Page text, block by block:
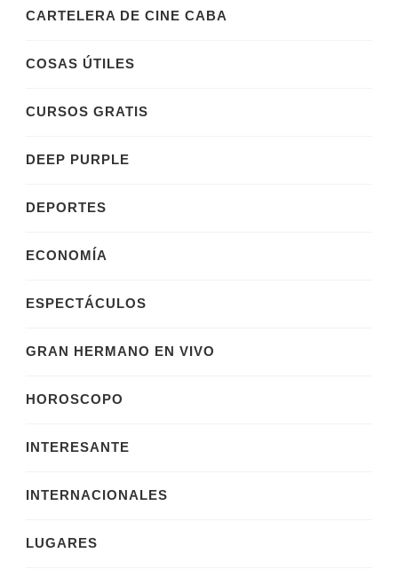
CARTELERA DE CINE CABA
COSAS ÚTILES
CURSOS GRATIS
DEEP PURPLE
DEPORTES
ECONOMÍA
ESPECTÁCULOS
GRAN HERMANO EN VIVO
HOROSCOPO
INTERESANTE
INTERNACIONALES
LUGARES